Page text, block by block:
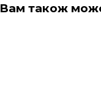
Вам також